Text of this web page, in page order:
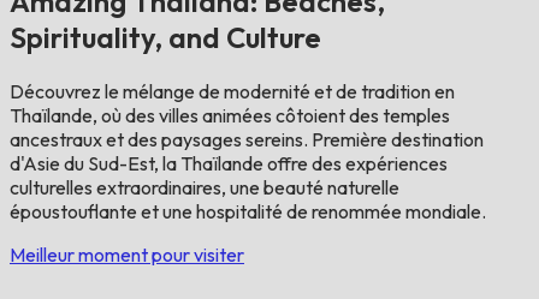
Spirituality, and Culture
Découvrez le mélange de modernité et de tradition en
Thaïlande, où des villes animées côtoient des temples
ancestraux et des paysages sereins. Première destination
d'Asie du Sud-Est, la Thaïlande offre des expériences
culturelles extraordinaires, une beauté naturelle
époustouflante et une hospitalité de renommée mondiale.
Meilleur moment pour visiter